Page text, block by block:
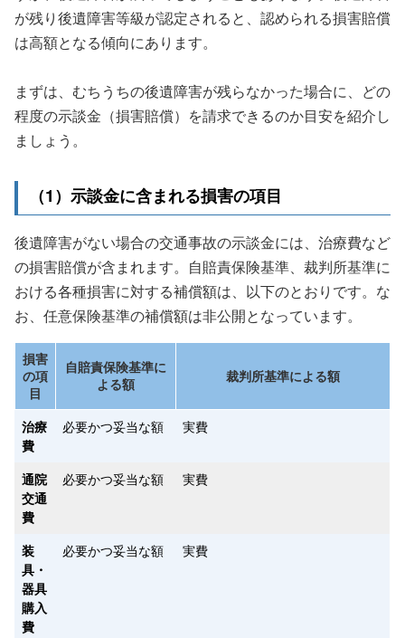
が残り後遺障害等級が認定されると、認められる損害賠償
は高額となる傾向にあります。
まずは、むちうちの後遺障害が残らなかった場合に、どの
程度の示談金（損害賠償）を請求できるのか目安を紹介し
ましょう。
（1）示談金に含まれる損害の項目
後遺障害がない場合の交通事故の示談金には、治療費など
の損害賠償が含まれます。自賠責保険基準、裁判所基準に
おける各種損害に対する補償額は、以下のとおりです。な
お、任意保険基準の補償額は非公開となっています。
損害
の項
目
自賠責保険基準に
よる額
裁判所基準による額
治療
費
必要かつ妥当な額 実費
通院
交通
費
必要かつ妥当な額 実費
装
具・
器具
購入
費
必要かつ妥当な額 実費